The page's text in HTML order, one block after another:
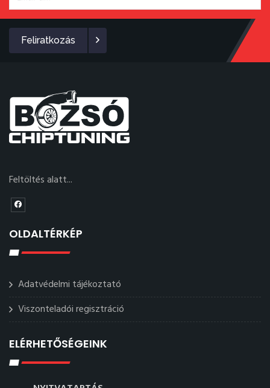
Feliratkozás
Feltöltés alatt...
OLDALTÉRKÉP
Adatvédelmi tájékoztató
Viszonteladói regisztráció
ELÉRHETŐSÉGEINK